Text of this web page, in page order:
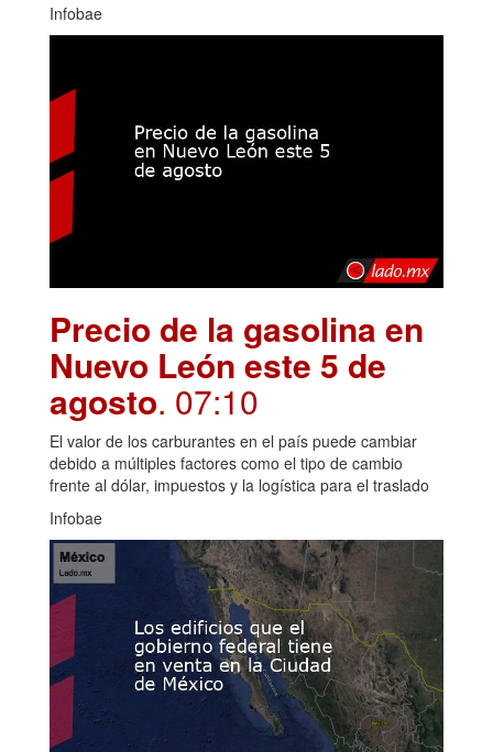
Infobae
Precio de la gasolina en
Nuevo León este 5 de
agosto. 07:10
El valor de los carburantes en el país puede cambiar
debido a múltiples factores como el tipo de cambio
frente al dólar, impuestos y la logística para el traslado
Infobae